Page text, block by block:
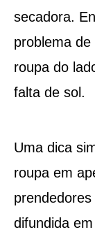
secadora.
problema
roupa do
falta de sol.
Uma dica
roupa em
difundida